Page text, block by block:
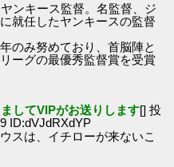
ンキース監督。名監督、ジ
就任したヤンキースの監督
のみ努めており、首脳陣と
ーグの最優秀監督賞を受賞
してVIPがお送りします[] 投
ID:dVJdRXdYP
スは、イチローが来ないこ